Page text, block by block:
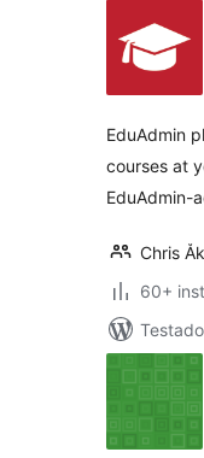
EduAdmin
courses at
EduAdmin-
Chris
60+